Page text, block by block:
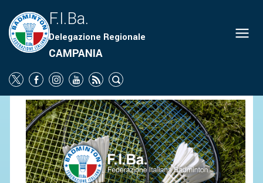
F.I.Ba.
Delegazione Regionale
CAMPANIA
ORGANIGRAMMA
SOCIETÀ
PROMOZIONE
SCUOLA
CAMPIONATI
TERRITORIO